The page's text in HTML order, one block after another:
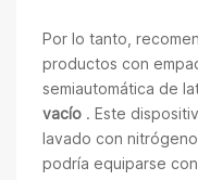
Por lo tanto,
productos con
semiautomática de
vacío . Este
lavado con
podría equiparse